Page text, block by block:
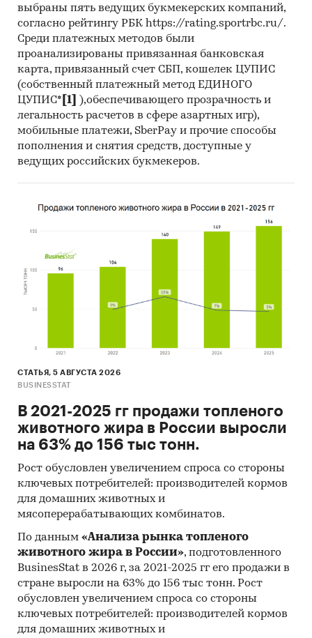
выбраны пять ведущих букмекерских компаний,
согласно рейтингу РБК https://rating.sportrbc.ru/.
Среди платежных методов были
проанализированы привязанная банковская
карта, привязанный счет СБП, кошелек ЦУПИС
(собственный платежный метод ЕДИНОГО
ЦУПИС* [1]
),обеспечивающего прозрачность и
легальность расчетов в сфере азартных игр),
мобильные платежи, SberPay и прочие способы
пополнения и снятия средств, доступные у
ведущих российских букмекеров.
СТАТЬЯ, 5 АВГУСТА 2026
BUSINESSTAT
В 2021-2025 гг продажи топленого
животного жира в России выросли
на 63% до 156 тыс тонн.
Рост обусловлен увеличением спроса со стороны
ключевых потребителей: производителей кормов
для домашних животных и
мясоперерабатывающих комбинатов.
По данным «Анализа рынка топленого
животного жира в России», подготовленного
BusinesStat в 2026 г, за 2021-2025 гг его продажи в
стране выросли на 63% до 156 тыс тонн. Рост
обусловлен увеличением спроса со стороны
ключевых потребителей: производителей кормов
для домашних животных и